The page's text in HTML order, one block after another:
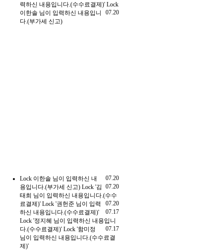
력하신 내용입니다.(수수료결제)'
07.20
Lock
이한솔 님이 입력하신 내용입니
다.(부가세 신고)
07.20
Lock 이한솔 님이 입력하신 내
용입니다.(부가세 신고)
07.20
Lock '김
태희 님이 입력하신 내용입니다.(수수
료결제)'
07.20
Lock '권헌준 님이 입력
하신 내용입니다.(수수료결제)'
07.17
Lock '정지혜 님이 입력하신 내용입니
다.(수수료결제)'
07.17
Lock '함미정
님이 입력하신 내용입니다.(수수료결
제)'